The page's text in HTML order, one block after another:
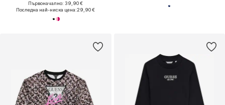
Първоначално: 39,90 €
Последна най-ниска цена:29,90 €